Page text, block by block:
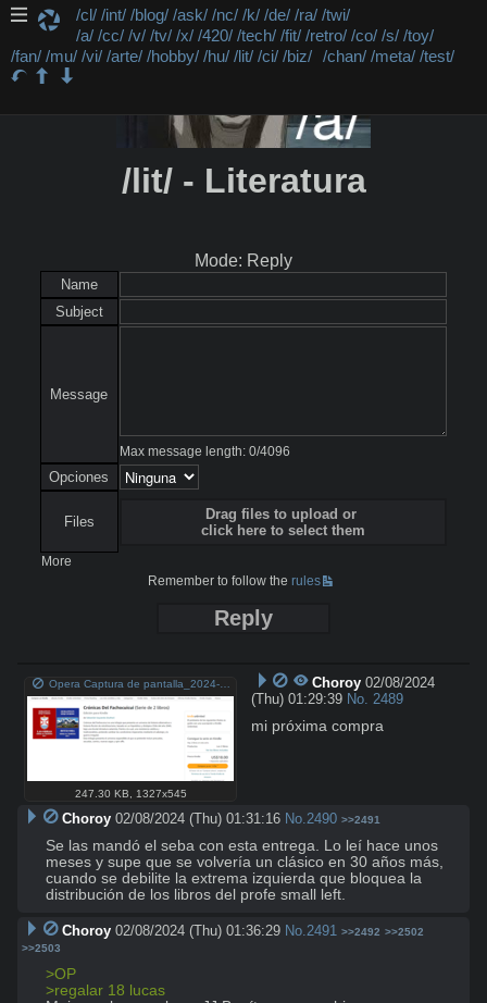
/cl/ /int/ /blog/ /ask/ /nc/ /k/ /de/ /ra/ /twi/
/a/ /cc/ /v/ /tv/ /x/ /420/ /tech/ /fit/ /retro/ /co/ /s/ /toy/
/fan/ /mu/ /vi/ /arte/ /hobby/ /hu/ /lit/ /ci/ /biz/ /chan/ /meta/ /test/
/lit/ - Literatura
Mode: Reply
Name
Subject
Message
Max message length: 0/4096
Opciones
Files
Drag files to upload or
click here to select them
More
Remember to follow therules
Reply
247.30 KB 1327x545
Choroy 02/08/2024
(Thu) 01:29:39 No. 2489
mi próxima compra
Choroy 02/08/2024 (Thu) 01:31:16 No.2490 >>2491
Se las mandó el seba con esta entrega. Lo leí hace unos
meses y supe que se volvería un clásico en 30 años más,
cuando se debilite la extrema izquierda que bloquea la
distribución de los libros del profe small left.
Choroy 02/08/2024 (Thu) 01:36:29 No.2491 >>2492 >>2502
>>2503
>OP
>regalar 18 lucas